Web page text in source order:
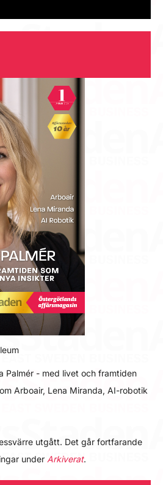
Palmér - med livet och framtiden
Arboair, Lena Miranda, AI-robotik
utgått. Det går fortfarande
under Arkiverat.